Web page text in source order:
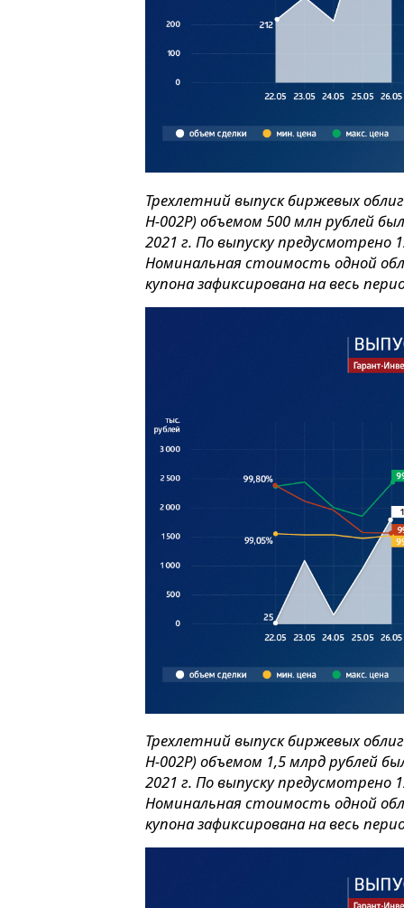
Трехлетний выпуск биржевых
H-002P) объемом 500 млн рублей
2021 г. По выпуску предусмотрено
Номинальная стоимость одной
купона зафиксирована на весь
Трехлетний выпуск биржевых
H-002P) объемом 1,5 млрд рублей
2021 г. По выпуску предусмотрено
Номинальная стоимость одной
купона зафиксирована на весь